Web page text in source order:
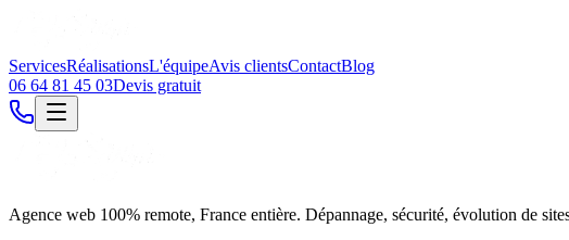
ServicesRéalisationsL'équipeAvis clientsContactBlog
06 64 81 45 03Devis gratuit
Agence web 100% remote, France entière. Dépannage, sécurité, évolution de